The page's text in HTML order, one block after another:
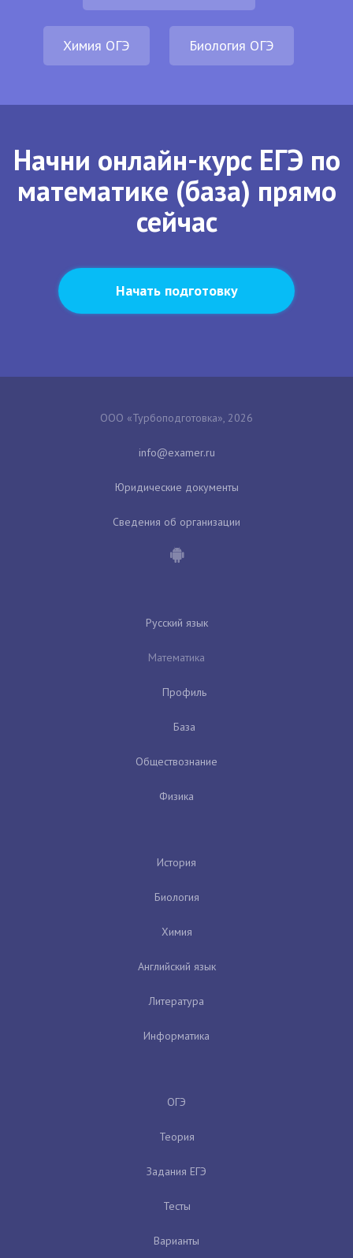
Химия ОГЭ Биология ОГЭ
Начни онлайн-курс ЕГЭ по
математике (база) прямо
сейчас
Начать подготовку
ООО «Турбоподготовка», 2026
Юридические документы
Сведения об организации
Русский язык
Математика
Профиль
База
Обществознание
Физика
История
Биология
Химия
Английский язык
Литература
Информатика
ОГЭ
Теория
Задания ЕГЭ
Тесты
Варианты